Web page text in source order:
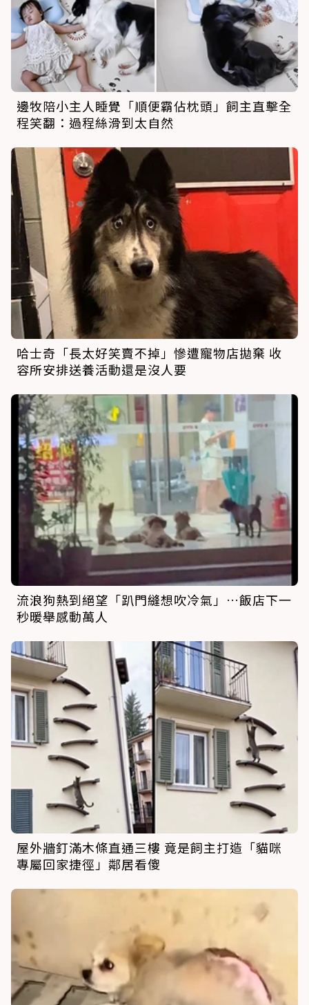
邊牧陪小主人睡覺「順便霸佔枕頭」飼主直擊全
程笑翻：過程絲滑到太自然
哈士奇「長太好笑賣不掉」慘遭寵物店拋棄 收
容所安排送養活動還是沒人要
流浪狗熱到絕望「趴門縫想吹冷氣」…飯店下一
秒暖舉感動萬人
屋外牆釘滿木條直通三樓 竟是飼主打造「貓咪
專屬回家捷徑」鄰居看傻